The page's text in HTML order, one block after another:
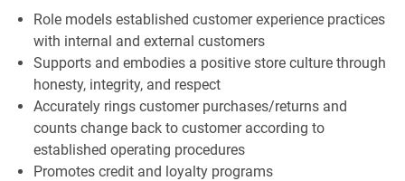
Role models established customer experience practices
with internal and external customers
Supports and embodies a positive store culture through
honesty, integrity, and respect
Accurately rings customer purchases/returns and
counts change back to customer according to
established operating procedures
Promotes credit and loyalty programs